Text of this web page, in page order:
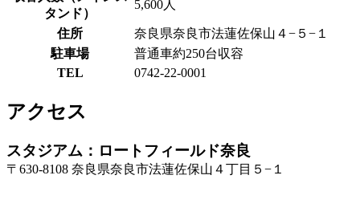
タンド）
5,600人
住所
奈良県奈良市法蓮佐保山４−５−１
駐車場
普通車約250台収容
TEL
0742-22-0001
アクセス
スタジアム：ロートフィールド奈良
〒630-8108 奈良県奈良市法蓮佐保山４丁目５−１